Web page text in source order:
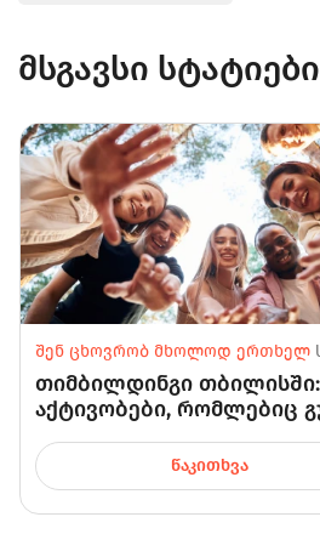
მსგავსი სტატიები
შენ ცხოვრობ მხოლოდ ერთხელ
თიმბილდინგი თბილისში:
აქტივობები, რომლებიც
ნებისმიერი კორპორატივი
ᲬᲐᲙᲘᲗᲮᲕᲐ